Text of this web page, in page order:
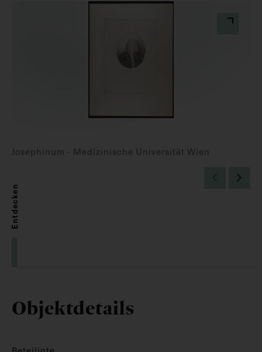
Josephinum - Medizinische Universität Wien
Entdecken
Objektdetails